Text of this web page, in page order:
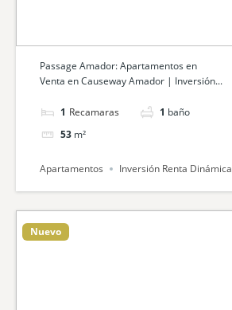
Passage Amador: Apartamentos en
Venta en Causeway Amador | Inversión...
1 cama 1 baño
53 m²
Apartamentos Inversión Renta Dinámica
Nuevo